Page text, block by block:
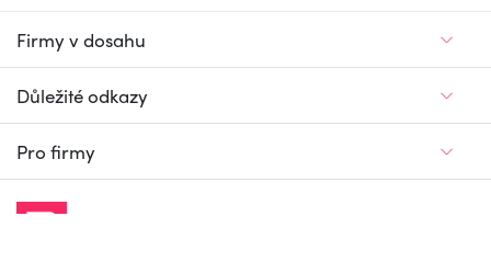
Firmy v dosahu
Důležité odkazy
Pro firmy